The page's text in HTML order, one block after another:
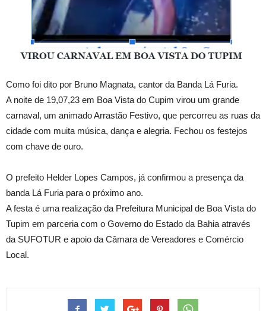
Como foi dito por Bruno Magnata, cantor da Banda Lá Furia.
A noite de 19,07,23 em Boa Vista do Cupim virou um grande
carnaval, um animado Arrastão Festivo, que percorreu as ruas da
cidade com muita música, dança e alegria. Fechou os festejos
com chave de ouro.
O prefeito Helder Lopes Campos, já confirmou a presença da
banda Lá Furia para o próximo ano.
A festa é uma realização da Prefeitura Municipal de Boa Vista do
Tupim em parceria com o Governo do Estado da Bahia através
da SUFOTUR e apoio da Câmara de Vereadores e Comércio
Local.